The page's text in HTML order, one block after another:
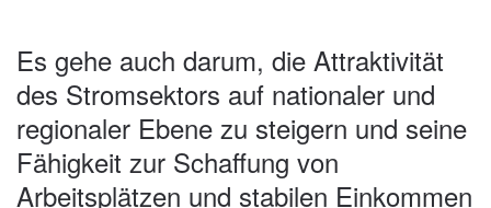
Es gehe auch darum, die Attraktivität
des Stromsektors auf nationaler und
regionaler Ebene zu steigern und seine
Fähigkeit zur Schaffung von
Arbeitsplätzen und stabilen Einkommen